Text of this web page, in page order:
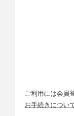
ご利用には会員
お手続きについ